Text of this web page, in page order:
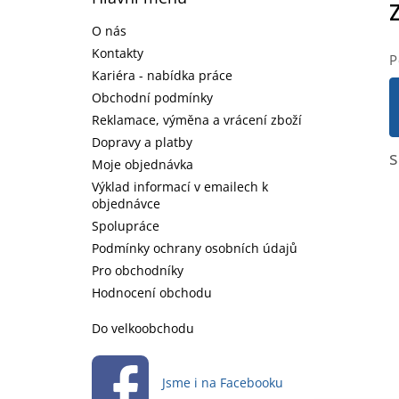
O nás
Kontakty
Kariéra - nabídka práce
Obchodní podmínky
Reklamace, výměna a vrácení zboží
Dopravy a platby
Moje objednávka
Výklad informací v emailech k
objednávce
Spolupráce
Podmínky ochrany osobních údajů
Pro obchodníky
Hodnocení obchodu
Do velkoobchodu
Jsme i na Facebooku